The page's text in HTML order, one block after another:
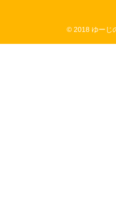
© 2018 ゆーじ